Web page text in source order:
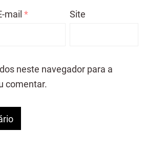
mail* Site
neste navegador para a
comentar.